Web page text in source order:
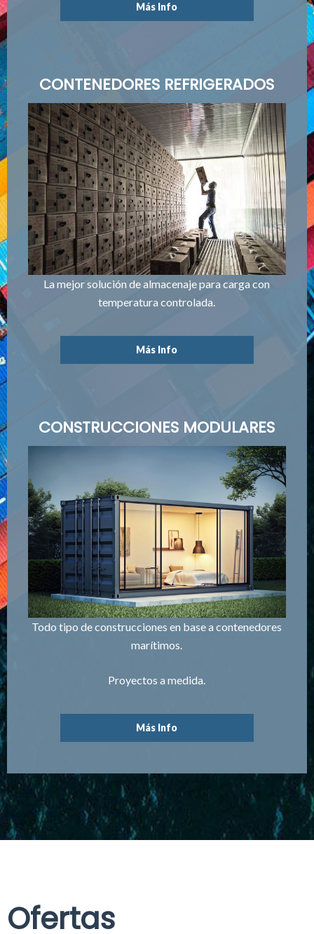
Más Info
CONTENEDORES REFRIGERADOS
La mejor solución de almacenaje para carga con
temperatura controlada.
Más Info
CONSTRUCCIONES MODULARES
Todo tipo de construcciones en base a contenedores
marítimos.
Proyectos a medida.
Más Info
Ofertas